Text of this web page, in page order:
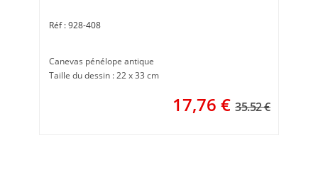
928-408
Canevas pénélope antique
Taille du dessin : 22 x 33 cm
17,76 € 35.52 €